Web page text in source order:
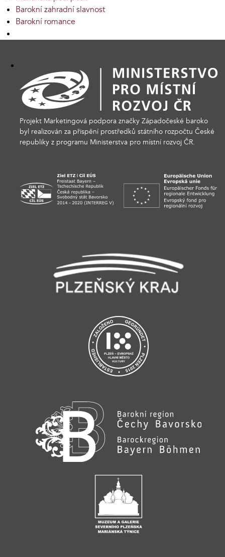
Barokní zahradní slavnost
Barokní romance
Projekt Marketingová podpora značky Západočeské baroko
byl realizován za přispění prostředků státního rozpočtu České
republiky z programu Ministerstva pro místní rozvoj ČR.